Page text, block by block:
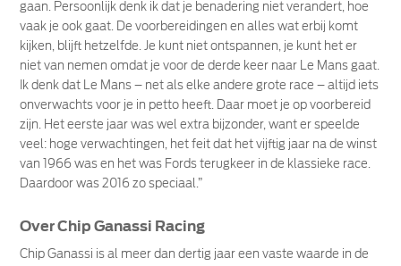
gaan. Persoonlijk denk ik dat je benadering niet verandert, hoe
vaak je ook gaat. De voorbereidingen en alles wat erbij komt
kijken, blijft hetzelfde. Je kunt niet ontspannen, je kunt het er
niet van nemen omdat je voor de derde keer naar Le Mans gaat.
Ik denk dat Le Mans – net als elke andere grote race – altijd iets
onverwachts voor je in petto heeft. Daar moet je op voorbereid
zijn. Het eerste jaar was wel extra bijzonder, want er speelde
veel: hoge verwachtingen, het feit dat het vijftig jaar na de winst
van 1966 was en het was Fords terugkeer in de klassieke race.
Daardoor was 2016 zo speciaal.”
Over Chip Ganassi Racing
Chip Ganassi is al meer dan dertig jaar een vaste waarde in de